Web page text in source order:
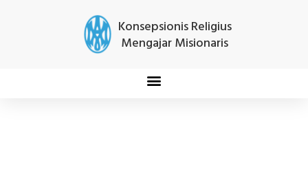
Konsepsionis Religius
Mengajar Misionaris